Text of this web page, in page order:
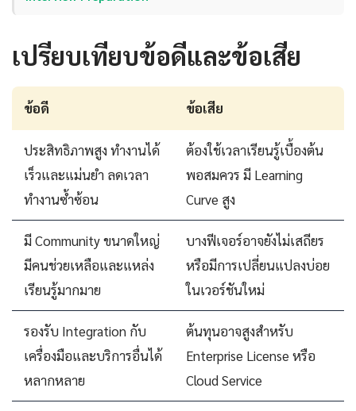
เปรียบเทียบข้อดีและข้อเสีย
ข้อดี ข้อเสีย
ประสิทธิภาพสูง ทำงานได้
เร็วและแม่นยำ ลดเวลา
ทำงานซ้ำซ้อน
ต้องใช้เวลาเรียนรู้เบื้องต้น
พอสมควร มี Learning
Curve สูง
มี Community ขนาดใหญ่
มีคนช่วยเหลือและแหล่ง
เรียนรู้มากมาย
บางฟีเจอร์อาจยังไม่เสถียร
หรือมีการเปลี่ยนแปลงบ่อย
ในเวอร์ชันใหม่
รองรับ Integration กับ
เครื่องมือและบริการอื่นได้
หลากหลาย
ต้นทุนอาจสูงสำหรับ
Enterprise License หรือ
Cloud Service